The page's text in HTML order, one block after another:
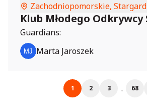
Zachodniopomorskie, Stargard
Guardians:
Marta Jaroszek
1 2 3 . 68